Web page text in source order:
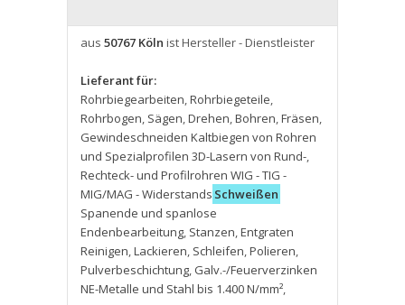
aus 50767 Köln ist Hersteller - Dienstleister
Lieferant für:
Rohrbiegearbeiten,Rohrbiegeteile,
Rohrbogen, Sägen,Drehen,Bohren,Fräsen,
Gewindeschneiden Kaltbiegen von Rohren
und Spezialprofilen 3D-Lasern von Rund-,
Rechteck- und Profilrohren WIG - TIG -
MIG/MAG - Widerstands Schweißen
Spanende und spanlose
Endenbearbeitung, Stanzen,Entgraten
Reinigen,Lackieren, Schleifen,Polieren,
Pulverbeschichtung, Galv.-/Feuerverzinken
NE-Metalle und Stahl bis 1.400 N/mm²,